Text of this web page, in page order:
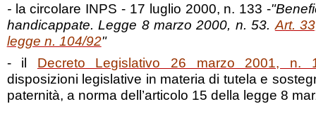
- la circolare INPS - 17 luglio 2000, n. 133 -
handicappate. Legge 8 marzo 2000, n. 53. Art.
legge n. 104/92"
- il Decreto Legislativo 26 marzo 2001, n.
disposizioni legislative in materia di tutela e
paternità, a norma dell’articolo 15 della legge 8